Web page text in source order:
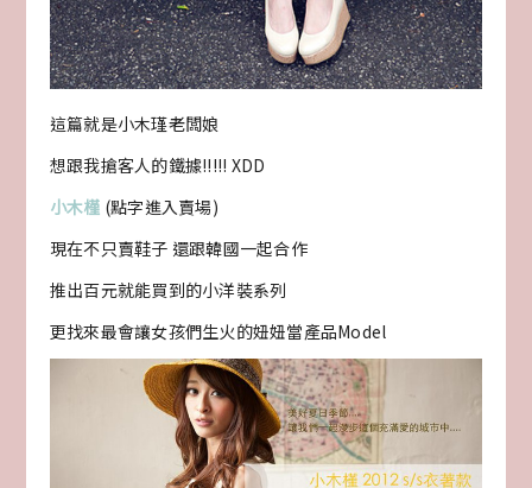
這篇就是小木瑾老闆娘
想跟我搶客人的鐵據!!!!! XDD
小木槿 (點字進入賣場)
現在不只賣鞋子 還跟韓國一起合作
推出百元就能買到的小洋裝系列
更找來最會讓女孩們生火的妞妞當產品Model